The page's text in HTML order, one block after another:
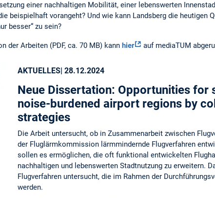
einer nachhaltigen Mobilität, einer lebenswerten
beispielhaft vorangeht? Und wie kann Landsberg die heutigen
besser“ zu sein?
der Arbeiten (PDF, ca. 70 MB) kann hier auf mediaTUM
AKTUELLES | 28.12.2024
Neue Dissertation: Opportunities for
noise-burdened airport regions by
strategies
Die Arbeit untersucht, ob in Zusammenarbeit zwischen
der Fluglärmkommission lärmmindernde Flugverfahren
sollen es ermöglichen, die oft funktional entwickelten
nachhaltigen und lebenswerten Stadtnutzung zu erweitern.
Flugverfahren untersucht, die im Rahmen der
werden.